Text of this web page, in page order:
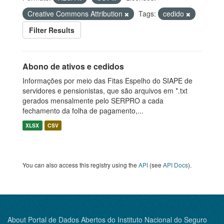
Creative Commons Attribution
Tags:
cedido
Filter Results
Abono de ativos e cedidos
Informações por meio das Fitas Espelho do SIAPE de
servidores e pensionistas, que são arquivos em *.txt
gerados mensalmente pelo SERPRO a cada
fechamento da folha de pagamento,...
XLSX CSV
You can also access this registry using the API (see API Docs).
About Portal de Dados Abertos do Instituto Nacional do Seguro